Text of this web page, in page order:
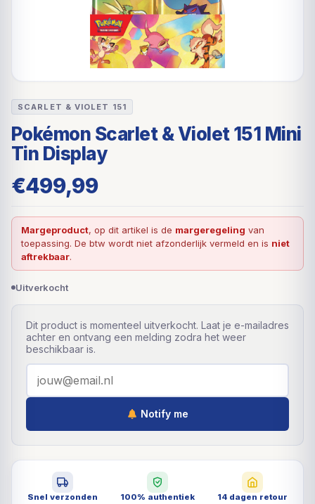
SCARLET & VIOLET 151
Pokémon Scarlet & Violet 151 Mini
Tin Display
€499,99
Margeproduct, op dit artikel is de margeregeling van
toepassing. De btw wordt niet afzonderlijk vermeld en is niet
aftrekbaar.
Uitverkocht
Dit product is momenteel uitverkocht. Laat je e-mailadres
achter en ontvang een melding zodra het weer
beschikbaar is.
Notify me
Snel verzonden 100% authentiek 14 dagen retour